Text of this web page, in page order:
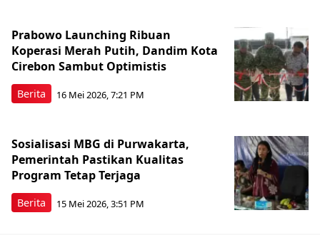
Berita
Prabowo Launching Ribuan
Koperasi Merah Putih, Dandim Kota
Cirebon Sambut Optimistis
16 Mei 2026, 7:21 PM
Berita
Sosialisasi MBG di Purwakarta,
Pemerintah Pastikan Kualitas
Program Tetap Terjaga
15 Mei 2026, 3:51 PM